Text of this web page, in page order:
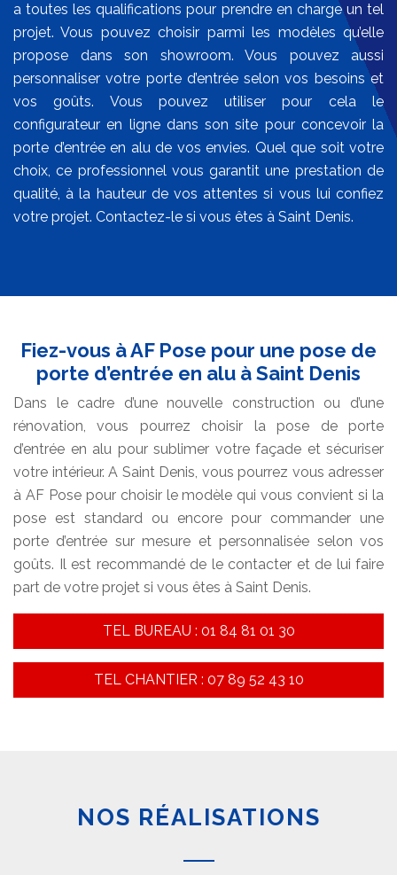
a toutes les qualifications pour prendre en charge un tel
projet. Vous pouvez choisir parmi les modèles qu’elle
propose dans son showroom. Vous pouvez aussi
personnaliser votre porte d’entrée selon vos besoins et
vos goûts. Vous pouvez utiliser pour cela le
configurateur en ligne dans son site pour concevoir la
porte d’entrée en alu de vos envies. Quel que soit votre
choix, ce professionnel vous garantit une prestation de
qualité, à la hauteur de vos attentes si vous lui confiez
votre projet. Contactez-le si vous êtes à Saint Denis.
Fiez-vous à AF Pose pour une pose de
porte d’entrée en alu à Saint Denis
Dans le cadre d’une nouvelle construction ou d’une
rénovation, vous pourrez choisir la pose de porte
d’entrée en alu pour sublimer votre façade et sécuriser
votre intérieur. A Saint Denis, vous pourrez vous adresser
à AF Pose pour choisir le modèle qui vous convient si la
pose est standard ou encore pour commander une
porte d’entrée sur mesure et personnalisée selon vos
goûts. Il est recommandé de le contacter et de lui faire
part de votre projet si vous êtes à Saint Denis.
TEL BUREAU : 01 84 81 01 30
TEL CHANTIER : 07 89 52 43 10
NOS RÉALISATIONS